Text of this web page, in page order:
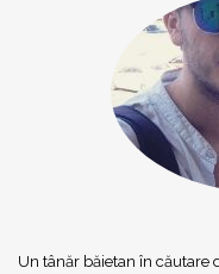
Un tânăr băietan în căutare